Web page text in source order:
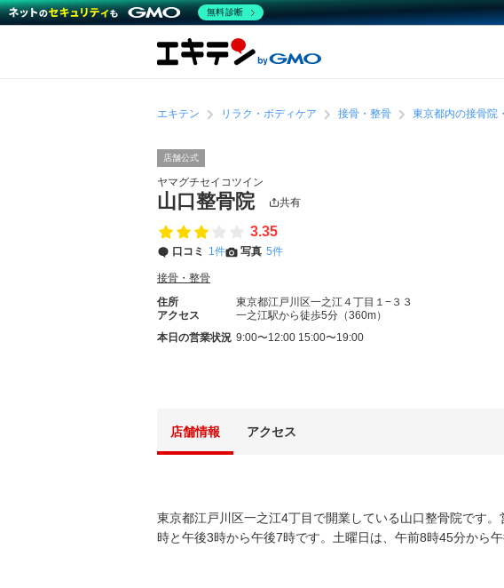
エキテン リラク・ボディケア 接骨・整骨 東京都内の接骨院
店舗公式
ヤマグチセイコツイン
山口整骨院 共有
3.35
口コミ 1件 写真 5件
接骨・整骨
住所
東京都江戸川区一之江４丁目１−３３
アクセス
一之江駅から徒歩5分（360m）
本日の営業状況 9:00〜12:00 15:00〜19:00
店舗情報 アクセス
東京都江戸川区一之江4丁目で開業している山口整骨院です
時と午後3時から午後7時です。土曜日は、午前8時45分から午
無料診断